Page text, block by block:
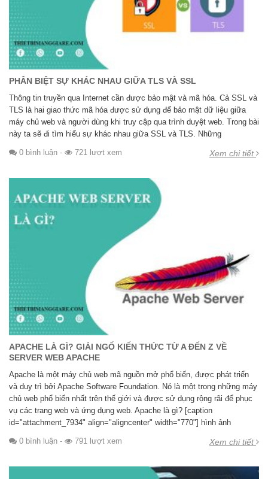
PHÂN BIỆT SỰ KHÁC NHAU GIỮA TLS VÀ SSL
Thông tin truyền qua Internet cần được bảo mật và mã hóa. Cả SSL và
TLS là hai giao thức mã hóa được sử dụng để bảo mật dữ liệu giữa
máy chủ web và người dùng khi truy cập qua trình duyệt web. Trong bài
này ta sẽ đi tìm hiểu sự khác nhau giữa SSL và TLS. Những
0 bình luận - 721 lượt xem Xem chi tiết
APACHE LÀ GÌ? GIẢI NGỐ KIẾN THỨC TỪ A ĐẾN Z VỀ
SERVER WEB APACHE
Apache là một máy chủ web mã nguồn mở phổ biến, được phát triển
và duy trì bởi Apache Software Foundation. Nó là một trong những máy
chủ web phổ biến nhất trên thế giới và được sử dụng rộng rãi để phục
vụ các trang web và ứng dụng web. Apache là gì? [caption
id="attachment_7934" align="aligncenter" width="770"] hình ảnh
0 bình luận - 791 lượt xem Xem chi tiết